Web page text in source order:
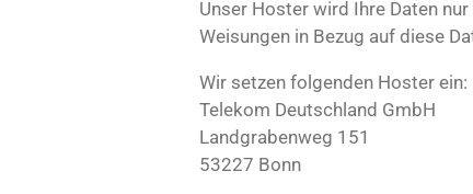
Unser Hoster wird Ihre Daten
Weisungen in Bezug auf diese
Wir setzen folgenden Hoster ein:
Telekom Deutschland GmbH
Landgrabenweg 151
53227 Bonn